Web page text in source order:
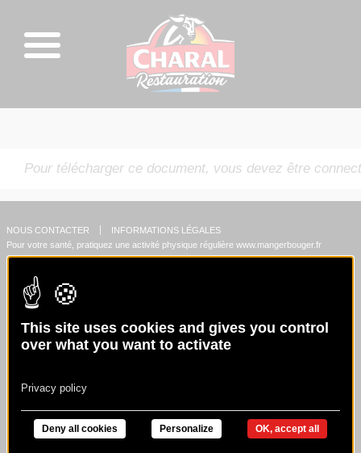
Pour télécharger ce document, vous devez être
NOUS CONTACTER
INFORMATIONS LÉGALES
Pour votre santé, pratiquez une activité physique régulière www.mangerbouger.fr
This site uses cookies and gives you control
over what you want to activate
OK, accept all
Deny all cookies Personalize
Privacy policy